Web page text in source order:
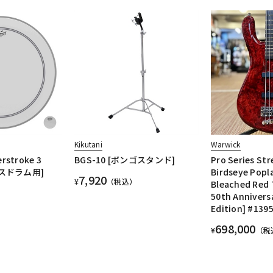
3
ドラム用]
Kikutani
BGS-10 [ボンゴスタンド]
¥7,920 （税込）
Warwick
Pro Series
Birdseye
Bleached Red
50th
Edition]
¥698,000 （